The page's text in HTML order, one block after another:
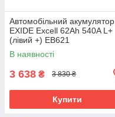
Автомобільний акумулятор
EXIDE Excell 62Ah 540A L+
(лівий +) EB621
В наявності
3 638 ₴ 3 830 ₴
Купити